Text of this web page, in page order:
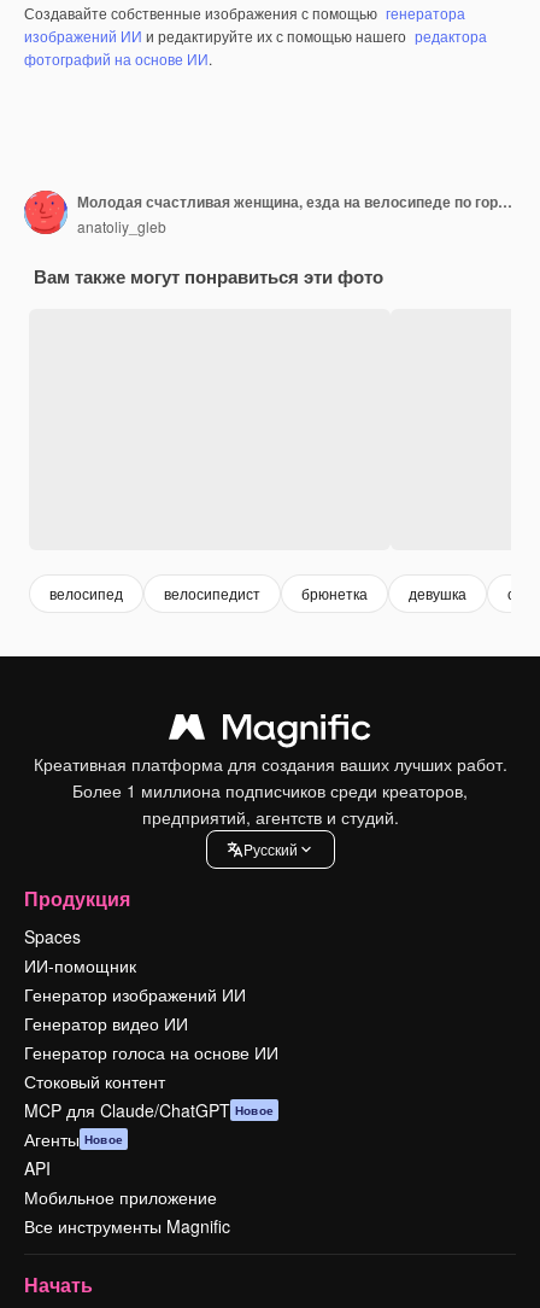
Создавайте собственные изображения с помощью генератора
изображений ИИ и редактируйте их с помощью нашего редактора
фотографий на основе ИИ.
Молодая счастливая женщина, езда на велосипеде по городу, наслаждаясь летнее время
anatoliy_gleb
Вам также могут понравиться эти фото
велосипед велосипедист брюнетка девушка
Креативная платформа для создания ваших лучших работ.
Более 1 миллиона подписчиков среди креаторов,
предприятий, агентств и студий.
Pусский
Продукция
Spaces
ИИ-помощник
Генератор изображений ИИ
Генератор видео ИИ
Генератор голоса на основе ИИ
Стоковый контент
MCP для Claude/ChatGPT Новое
Агенты Новое
API
Мобильное приложение
Все инструменты Magnific
Начать